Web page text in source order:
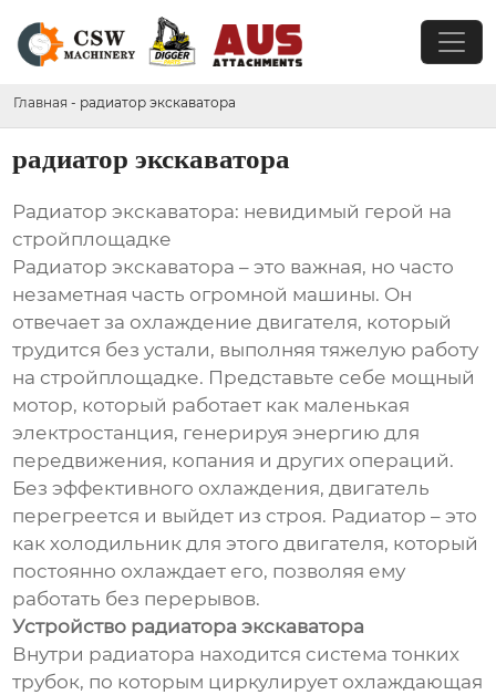
Главная - радиатор экскаватора
радиатор экскаватора
Радиатор экскаватора: невидимый герой на
стройплощадке
Радиатор экскаватора – это важная, но часто
незаметная часть огромной машины. Он
отвечает за охлаждение двигателя, который
трудится без устали, выполняя тяжелую работу
на стройплощадке. Представьте себе мощный
мотор, который работает как маленькая
электростанция, генерируя энергию для
передвижения, копания и других операций.
Без эффективного охлаждения, двигатель
перегреется и выйдет из строя. Радиатор – это
как холодильник для этого двигателя, который
постоянно охлаждает его, позволяя ему
работать без перерывов.
Устройство радиатора экскаватора
Внутри радиатора находится система тонких
трубок, по которым циркулирует охлаждающая